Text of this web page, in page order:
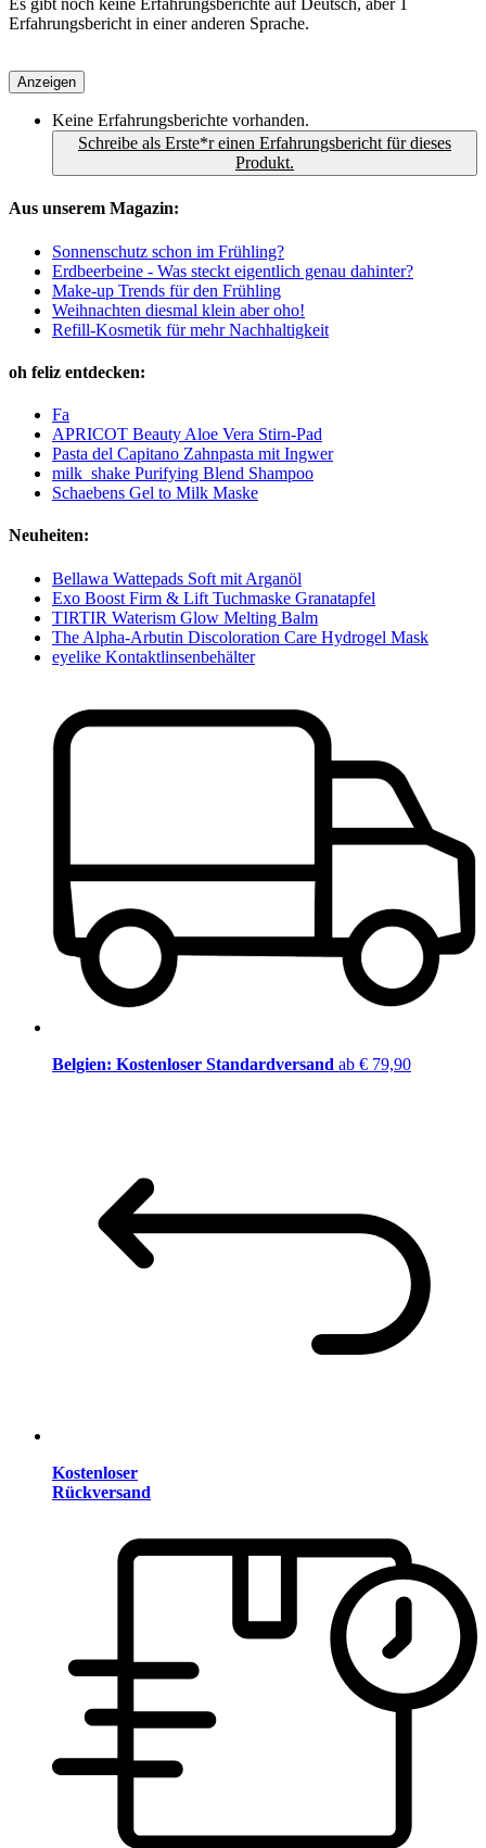
Es gibt noch keine Erfahrungsberichte auf Deutsch, aber 1
Erfahrungsbericht in einer anderen Sprache.
Anzeigen
Keine Erfahrungsberichte vorhanden.
Schreibe als Erste*r einen Erfahrungsbericht für dieses
Produkt.
Aus unserem Magazin:
Sonnenschutz schon im Frühling?
Erdbeerbeine - Was steckt eigentlich genau dahinter?
Make-up Trends für den Frühling
Weihnachten diesmal klein aber oho!
Refill-Kosmetik für mehr Nachhaltigkeit
oh feliz entdecken:
Fa
APRICOT Beauty Aloe Vera Stirn-Pad
Pasta del Capitano Zahnpasta mit Ingwer
milk_shake Purifying Blend Shampoo
Schaebens Gel to Milk Maske
Neuheiten:
Bellawa Wattepads Soft mit Arganöl
Exo Boost Firm & Lift Tuchmaske Granatapfel
TIRTIR Waterism Glow Melting Balm
The Alpha-Arbutin Discoloration Care Hydrogel Mask
eyelike Kontaktlinsenbehälter
Belgien: Kostenloser Standardversand ab € 79,90
Kostenloser
Rückversand